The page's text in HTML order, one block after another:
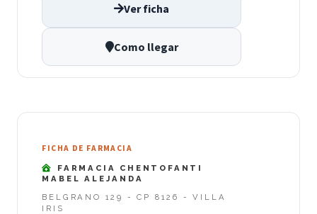
Ver ficha
Como llegar
FICHA DE FARMACIA
FARMACIA CHENTOFANTI
MABEL ALEJANDA
BELGRANO 129 - CP 8126 - VILLA
IRIS